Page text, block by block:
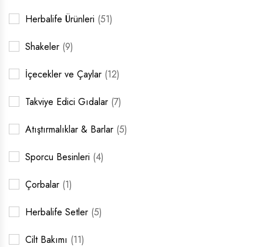
Herbalife Ürünleri (51)
Shakeler (9)
İçecekler ve Çaylar (12)
Takviye Edici Gıdalar (7)
Atıştırmalıklar & Barlar (5)
Sporcu Besinleri (4)
Çorbalar (1)
Herbalife Setler (5)
Cilt Bakımı (11)